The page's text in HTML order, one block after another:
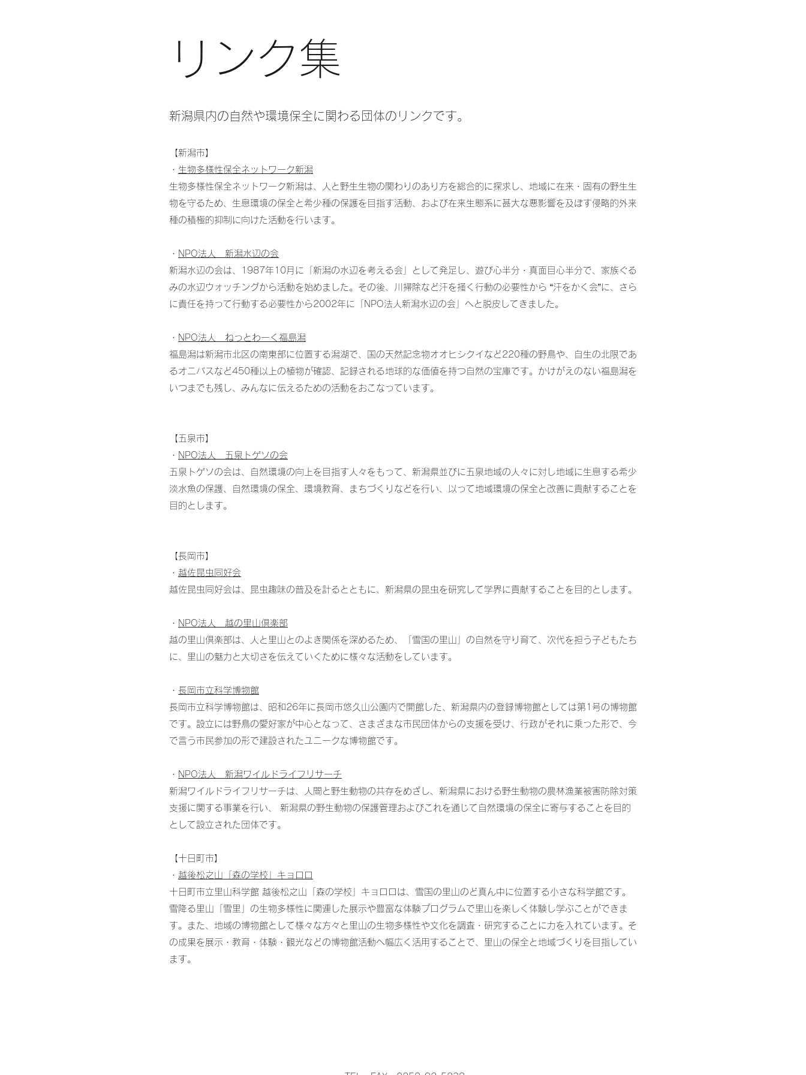
​​リンク集
新潟県内の自然や環境保全に関わる団体のリンクです。
【新潟市】
・ 生物多様性保全ネットワーク新潟
生物多様性保全ネットワーク新潟は、人と野生生物の関わりのあり方を総合的に探求し、地域に在来・固有の野生生
物を守るため、生息環境の保全と希少種の保護を目指す活動、および在来生態系に甚大な悪影響を及ぼす侵略的外来
種の積極的抑制に向けた活動を行います。
・ NPO法人 新潟水辺の会
新潟水辺の会は、1987年10月に「新潟の水辺を考える会」として発足し、遊び心半分・真面目心半分で、家族ぐる
みの水辺ウォッチングから活動を始めました。その後、川掃除など汗を掻く行動の必要性から “汗をかく会”に、さら
に責任を持って行動する必要性から2002年に「NPO法人新潟水辺の会」へと脱皮してきました。
・ NPO法人 ねっとわーく福島潟
福島潟は新潟市北区の南東部に位置する潟湖で、国の天然記念物オオヒシクイなど220種の野鳥や、自生の北限であ
るオニバスなど450種以上の植物が確認、記録される地球的な価値を持つ自然の宝庫です。かけがえのない福島潟を
いつまでも残し、みんなに伝えるための活動をおこなっています。
【五泉市】
・ NPO法人 五泉トゲソの会
五泉トゲソの会は、自然環境の向上を目指す人々をもって、新潟県並びに五泉地域の人々に対し地域に生息する希少
淡水魚の保護、自然環境の保全、環境教育、まちづくりなどを行い、以って地域環境の保全と改善に貢献することを
目的とします。
【長岡市】
・ 越佐昆虫同好会
越佐昆虫同好会は、昆虫趣味の普及を計るとともに、新潟県の昆虫を研究して学界に貢献することを目的とします。
・ NPO法人 越の里山倶楽部
越の里山倶楽部は、人と里山とのよき関係を深めるため、「雪国の里山」の自然を守り育て、次代を担う子どもたち
に、里山の魅力と大切さを伝えていくために様々な活動をしています。
・ 長岡市立科学博物館
長岡市立科学博物館は、昭和26年に長岡市悠久山公園内で開館した、新潟県内の登録博物館としては第1号の博物館
です。設立には野鳥の愛好家が中心となって、さまざまな市民団体からの支援を受け、行政がそれに乗った形で、今
で言う市民参加の形で建設されたユニークな博物館です。
・ NPO法人 新潟ワイルドライフリサーチ
新潟ワイルドライフリサーチは、人間と野生動物の共存をめざし、新潟県における野生動物の農林漁業被害防除対策
支援に関する事業を行い、 新潟県の野生動物の保護管理およびこれを通じて自然環境の保全に寄与することを目的
として設立された団体です。
【十日町市】
​・ 越後松之山「森の学校」キョロロ
十日町市立里山科学館 越後松之山「森の学校」キョロロは、雪国の里山のど真ん中に位置する小さな科学館です。
雪降る里山「雪里」の生物多様性に関連した展示や豊富な体験プログラムで里山を楽しく体験し学ぶことができま
す。また、地域の博物館として様々な方々と里山の生物多様性や文化を調査・研究することに力を入れています。そ
の成果を展示・教育・体験・観光などの博物館活動へ幅広く活用することで、里山の保全と地域づくりを目指してい
ます。